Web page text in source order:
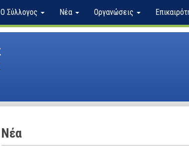
Ο Σύλλογος Νέα Οργανώσεις
Nέα